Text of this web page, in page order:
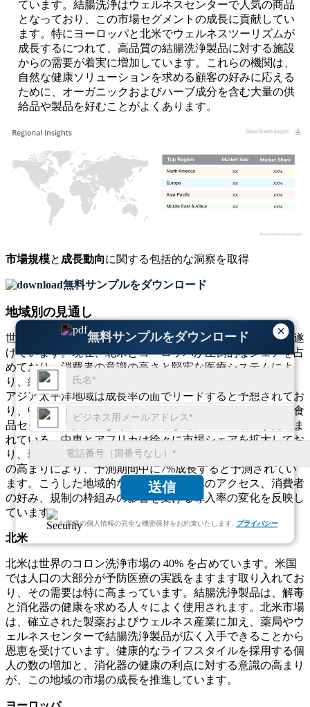
×
無料サンプルをダウンロード
送信
お客様の個人情報の完全な機密保持をお約束いたします. プライバシー
ています。結腸洗浄はウェルネスセンターで人気の商品
となっており、この市場セグメントの成長に貢献してい
ます。特にヨーロッパと北米でウェルネスツーリズムが
成長するにつれて、高品質の結腸洗浄製品に対する施設
からの需要が着実に増加しています。これらの機関は、
自然な健康ソリューションを求める顧客の好みに応える
ために、オーガニックおよびハーブ成分を含む大量の供
給品や製品を好むことがよくあります。
XX%
XX
XX%
XX
XX%
XX
XX%
XX
市場規模と 成長動向に関する包括的な洞察を取得
無料サンプルをダウンロード
地域別の見通し
世界のコロン洗浄市場は、さまざまな地域で着実な成長を遂
げています。現在、北米とヨーロッパが圧倒的なシェアを占
めており、消費者の意識の高さと堅牢な医療システムによ
り、総市場シェアの約 45% に貢献しています。対照的に、
アジア太平洋地域は成長率の面でリードすると予想されてお
り、中国やインドなどの新興国における工業化と健康補助食
品セクターの拡大により、2033年までに25％の増加が見込ま
れている。中東とアフリカは徐々に市場シェアを拡大​​してお
り、現在約10%を占めており、健康とウェルネスのトレンド
の高まりにより、予測期間中に7%成長すると予測されてい
ます。こうした地域的な変化は、医療へのアクセス、消費者
の好み、規制の枠組みの影響を受ける導入率の変化を反映し
ています。
北米
北米は世界のコロン洗浄市場の 40% を占めています。米国
では人口の大部分が予防医療の実践をますます取り入れてお
り、その需要は特に高まっています。結腸洗浄製品は、解毒
と消化器の健康を求める人々によく使用されます。北米市場
は、確立された製薬およびウェルネス産業に加え、薬局やウ
ェルネスセンターで結腸洗浄製品が広く入手できることから
恩恵を受けています。健康的なライフスタイルを採用する個
人の数の増加と、消化器の健康の利点に対する意識の高まり
が、この地域の市場の成長を推進しています。